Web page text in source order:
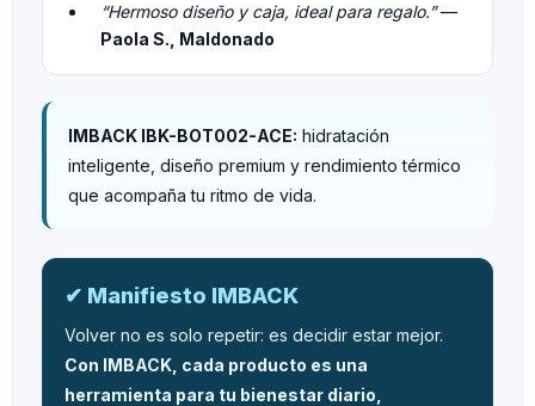
“Hermoso diseño y caja, ideal para regalo.”—
Paola S., Maldonado
IMBACK IBK-BOT002-ACE: hidratación
inteligente, diseño premium y rendimiento térmico
que acompaña tu ritmo de vida.
✔ Manifiesto IMBACK
Volver no es solo repetir: es decidir estar mejor.
Con IMBACK, cada producto es una
herramienta para tu bienestar diario,